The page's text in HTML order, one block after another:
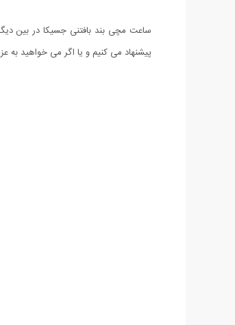
ساعت مچی بند بافتنی جسیکا در بین
پیشنهاد می کنیم و یا اگر می خواهید به